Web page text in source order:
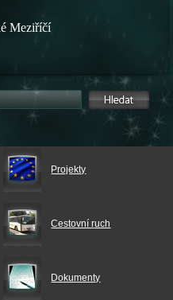
Meziříčí
Projekty
Cestovní ruch
Dokumenty